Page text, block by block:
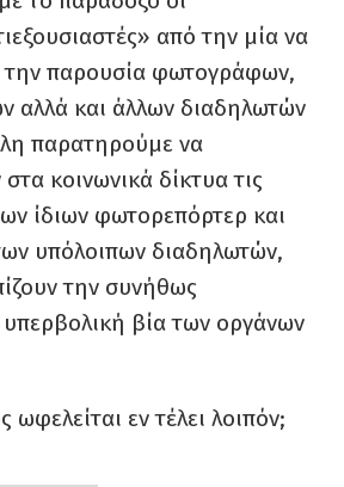
από την μία να
την παρουσία φωτογράφων,
αλλά και άλλων διαδηλωτών
παρατηρούμε να
κοινωνικά δίκτυα τις
ίδιων φωτορεπόρτερ και
υπόλοιπων διαδηλωτών,
την συνήθως
βία των οργάνων
ωφελείται εν τέλει λοιπόν;